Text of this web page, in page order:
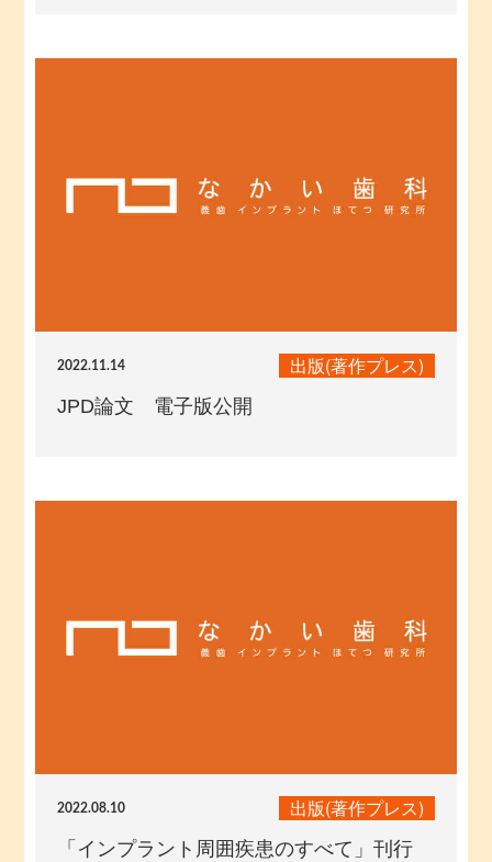
2022.11.14 出版(著作プレス)
JPD論文 電子版公開
2022.08.10 出版(著作プレス)
「インプラント周囲疾患のすべて」刊行